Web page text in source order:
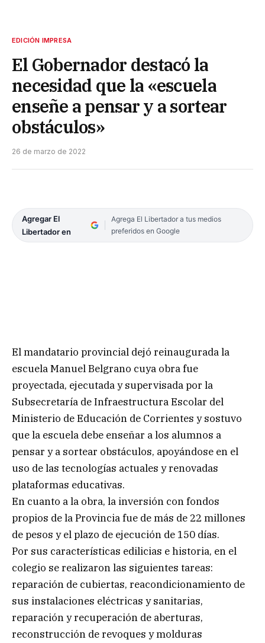
EDICIÓN IMPRESA
El Gobernador destacó la
necesidad que la «escuela
enseñe a pensar y a sortear
obstáculos»
26 de marzo de 2022
Agregar El
Libertador en
Agrega El Libertador a tus medios
preferidos en Google
El mandatario provincial dejó reinaugurada la
escuela Manuel Belgrano cuya obra fue
proyectada, ejecutada y supervisada por la
Subsecretaría de Infraestructura Escolar del
Ministerio de Educación de Corrientes y sostuvo
que la escuela debe enseñar a los alumnos a
pensar y a sortear obstáculos, apoyándose en el
uso de las tecnologías actuales y renovadas
plataformas educativas.
En cuanto a la obra, la inversión con fondos
propios de la Provincia fue de más de 22 millones
de pesos y el plazo de ejecución de 150 días.
Por sus características edilicias e historia, en el
colegio se realizaron las siguientes tareas:
reparación de cubiertas, reacondicionamiento de
sus instalaciones eléctricas y sanitarias,
reparación y recuperación de aberturas,
reconstrucción de revoques y molduras